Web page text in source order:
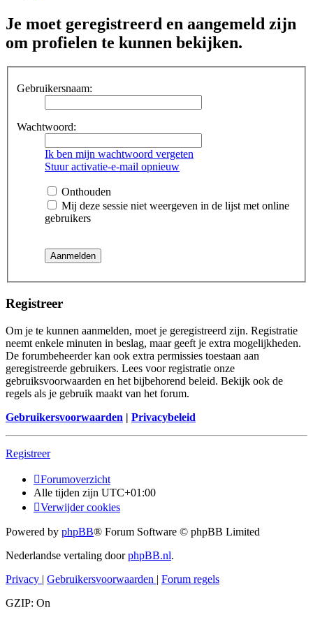
Je moet geregistreerd en aangemeld zijn
om profielen te kunnen bekijken.
Gebruikersnaam:
Wachtwoord:
Ik ben mijn wachtwoord vergeten
Stuur activatie-e-mail opnieuw
Onthouden
Mij deze sessie niet weergeven in de lijst met online
gebruikers
Registreer
Om je te kunnen aanmelden, moet je geregistreerd zijn. Registratie
neemt enkele minuten in beslag, maar geeft je extra mogelijkheden.
De forumbeheerder kan ook extra permissies toestaan aan
geregistreerde gebruikers. Lees voor registratie onze
gebruiksvoorwaarden en het bijbehorend beleid. Bekijk ook de
regels als je gebruik maakt van het forum.
Gebruikersvoorwaarden | Privacybeleid
Registreer
Forumoverzicht
Alle tijden zijn UTC+01:00
Verwijder cookies
Powered by phpBB® Forum Software © phpBB Limited
Nederlandse vertaling doorphpBB.nl.
Privacy | Gebruikersvoorwaarden | Forum regels
GZIP: On